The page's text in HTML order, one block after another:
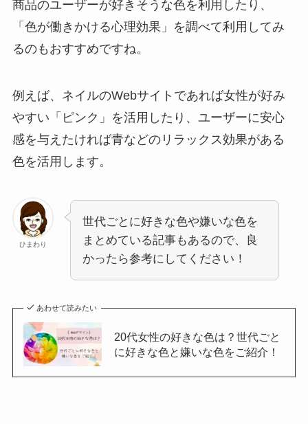
商品のユーザーが好きそうな色を利用したり、
「色が働きかける心理効果」を調べて利用してみ
るのもおすすめですね。
例えば、ネイルのWebサイトであれば女性が好み
やすい「ピンク」を活用したり、ユーザーに安心
感を与えたければ青などのリラックス効果がある
色を活用します。
ひまわり
世代ごとに好きな色や嫌いな色を
まとめている記事もあるので、良
かったら参考にしてください！
あわせて読みたい
20代女性の好きな色は？世代ごと
に好きな色と嫌いな色をご紹介！